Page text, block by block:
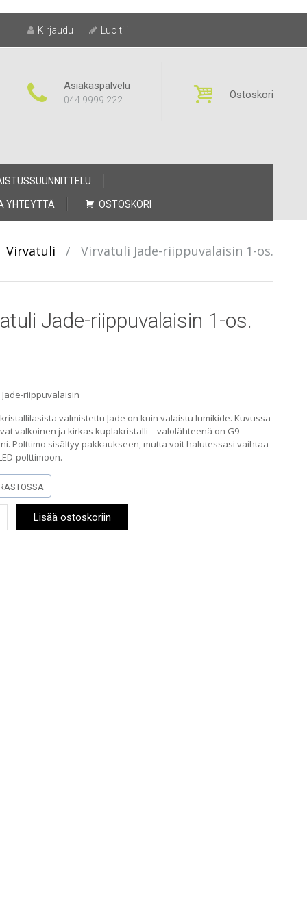
Kirjaudu Luo tili
Asiakaspalvelu
044 9999 222 Ostoskori
YHTEYTTÄ OSTOSKORI
Virvatuli / Virvatuli Jade-riippuvalaisin 1-os.
Jade-riippuvalaisin 1-os.
riippuvalaisin
valmistettu Jade on kuin valaistu lumikide. Kuvussa
valkoinen ja kirkas kuplakristalli – valolähteenä on G9
Polttimo sisältyy pakkaukseen, mutta voit halutessasi vaihtaa
polttimoon.
Lisää ostoskoriin